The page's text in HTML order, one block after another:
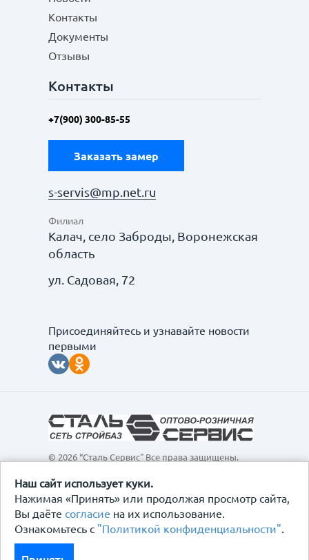
Наш сайт использует куки.
Нажимая «Принять» или продолжая просмотр сайта,
Вы даёте согласие на их использование.
Ознакомьтесь с "Политикой конфиденциальности".
Контакты
Документы
Отзывы
Контакты
+7(900) 300-85-55
Заказать замер
s-servis@mp.net.ru
Филиал
Калач, село Заброды, Воронежская
область
ул. Садовая, 72
Присоединяйтесь и узнавайте новости
первыми
© 2026 “Сталь Сервис" Все права защищены.
интернет-сайт, а также вся информация о товарах и
ценах, предоставленная на нём, носит
исключительно информационный характер и ни при
каких условиях не является публичной офертой,
определяемой положениями Статьи 437